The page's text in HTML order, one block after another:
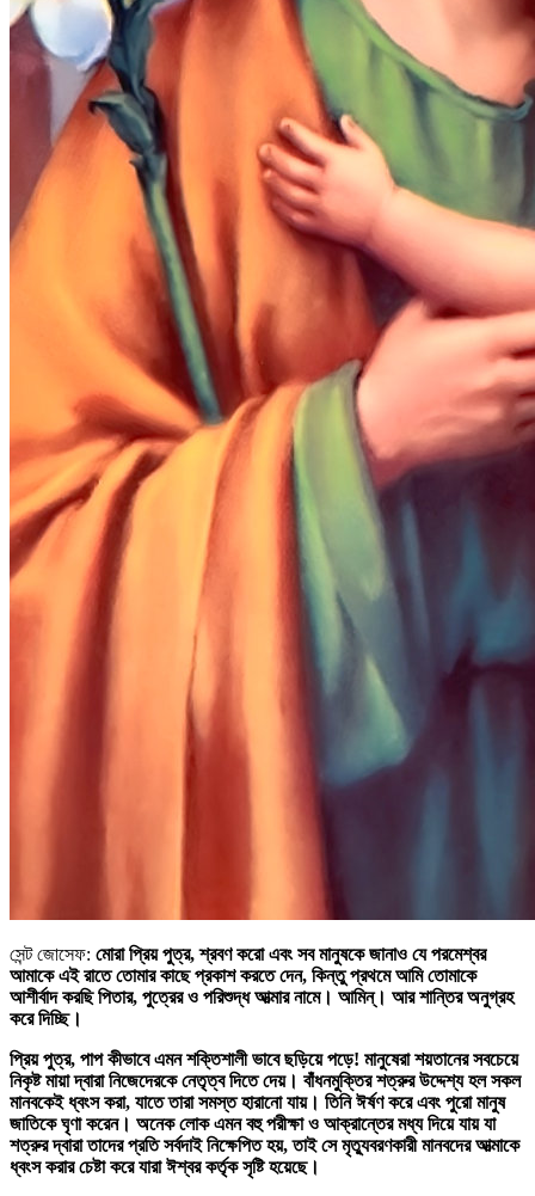
সেন্ট জোসেফ: মোরা প্রিয় পুত্র, শ্রবণ করো এবং সব মানুষকে জানাও যে পরমেশ্বর
আমাকে এই রাতে তোমার কাছে প্রকাশ করতে দেন, কিন্তু প্রথমে আমি তোমাকে
আশীর্বাদ করছি পিতার, পুত্রের ও পরিশুদ্ধ আত্মার নামে। আমিন্‌। আর শান্তির অনুগ্রহ
করে দিচ্ছি।
প্রিয় পুত্র, পাপ কীভাবে এমন শক্তিশালী ভাবে ছড়িয়ে পড়ে! মানুষেরা শয়তানের সবচেয়ে
নিকৃষ্ট মায়া দ্বারা নিজেদেরকে নেতৃত্ব দিতে দেয়। বাঁধনমুক্তির শত্রুর উদ্দেশ্য হল সকল
মানবকেই ধ্বংস করা, যাতে তারা সমস্ত হারানো যায়। তিনি ঈর্ষণ করে এবং পুরো মানুষ
জাতিকে ঘৃণা করেন। অনেক লোক এমন বহু পরীক্ষা ও আক্রান্তের মধ্য দিয়ে যায় যা
শত্রুর দ্বারা তাদের প্রতি সর্বদাই নিক্ষেপিত হয়, তাই সে মৃত্যুবরণকারী মানবদের আত্মাকে
ধ্বংস করার চেষ্টা করে যারা ঈশ্বর কর্তৃক সৃষ্টি হয়েছে।